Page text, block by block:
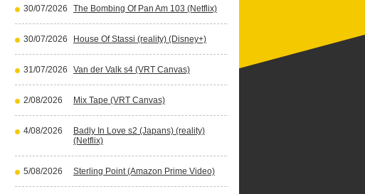
Cristiano Ronaldo waagt zich aan fictiereeks
30/07/2026 The Bombing Of Pan Am 103 (Netflix)
30/07/2026 House Of Stassi (reality) (Disney+)
31/07/2026 Van der Valk s4 (VRT Canvas)
2/08/2026 Mix Tape (VRT Canvas)
4/08/2026
Badly In Love s2 (Japans) (reality)
(Netflix)
5/08/2026 Sterling Point (Amazon Prime Video)